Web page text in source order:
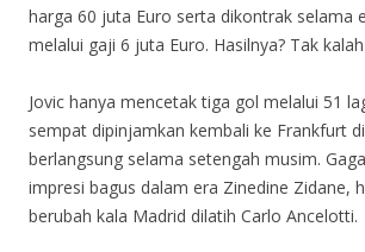
harga 60 juta Euro serta dikontrak selama
melalui gaji 6 juta Euro. Hasilnya? Tak
Jovic hanya mencetak tiga gol melalui 51
sempat dipinjamkan kembali ke Frankfurt
berlangsung selama setengah musim.
impresi bagus dalam era Zinedine Zidane,
berubah kala Madrid dilatih Carlo Ancelotti.